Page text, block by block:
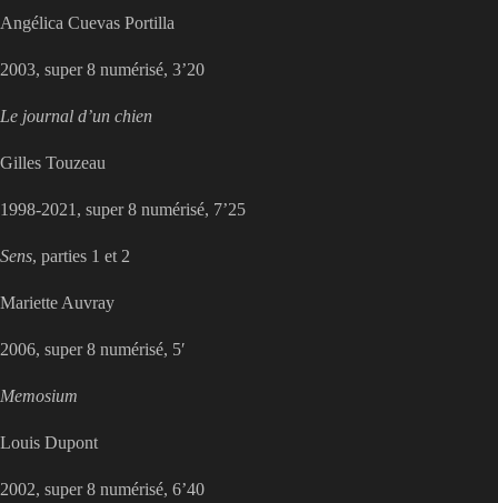
Angélica Cuevas Portilla
2003, super 8 numérisé, 3’20
Le journal d’un chien
Gilles Touzeau
1998-2021, super 8 numérisé, 7’25
Sens, parties 1 et 2
Mariette Auvray
2006, super 8 numérisé, 5′
Memosium
Louis Dupont
2002, super 8 numérisé, 6’40